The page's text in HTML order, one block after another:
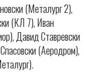
(Металург 2),
(КЛ 7), Иван
Давид Ставревски
(Аеродром),